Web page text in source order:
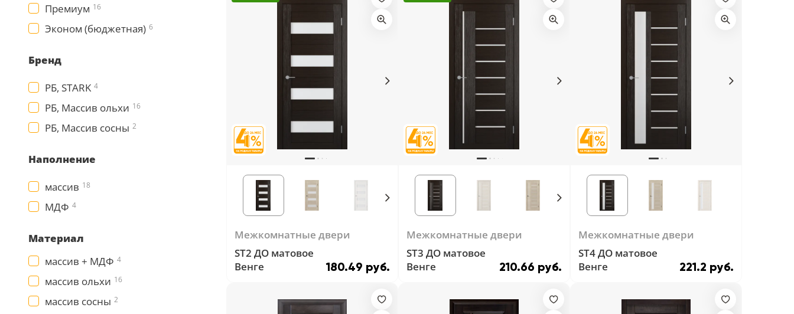
Премиум 16
Эконом (бюджетная) 6
Бренд
РБ, STARK 4
РБ, Массив ольхи 16
РБ, Массив сосны 2
Наполнение
массив 18
МДФ 4
Материал
массив + МДФ 4
массив ольхи 16
массив сосны 2
Межкомнатные двери
ST2 ДО матовое
Венге
180.49 руб.
Межкомнатные двери
ST3 ДО матовое
Венге
210.66 руб.
Межкомнатные двери
ST4 ДО матовое
Венге
221.2 руб.
Белый
Бежевый
Капучино
Черный
Сливки